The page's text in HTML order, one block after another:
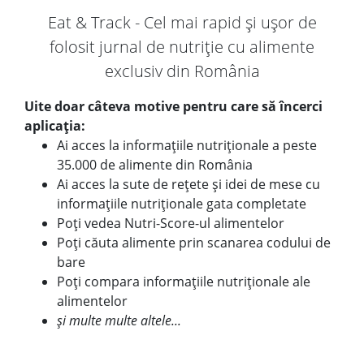
Eat & Track - Cel mai rapid și ușor de
folosit jurnal de nutriție cu alimente
exclusiv din România
Uite doar câteva motive pentru care să încerci
aplicația:
Ai acces la informațiile nutriționale a peste
35.000 de alimente din România
Ai acces la sute de rețete și idei de mese cu
informațiile nutriționale gata completate
Poți vedea Nutri-Score-ul alimentelor
Poți căuta alimente prin scanarea codului de
bare
Poți compara informațiile nutriționale ale
alimentelor
și multe multe altele...